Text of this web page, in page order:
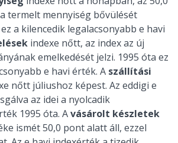
termelt mennyiség bővülését
a kilencedik legalacsonyabb e havi
indexe nőtt, az index az új
emelkedését jelzi. 1995 óta ez
e havi érték. A szállítási
nőtt júliushoz képest. Az eddigi e
az idei a nyolcadik
1995 óta. Avásárolt készletek
ismét 50,0 pont alatt áll, ezzel